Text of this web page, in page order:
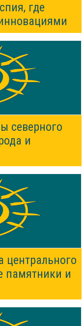
где
северного
и
центрального
памятники и